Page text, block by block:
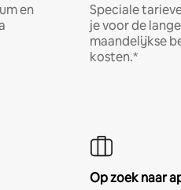
en
Speciale
je voor de
maandelijkse
kosten.*
Op zoek naar